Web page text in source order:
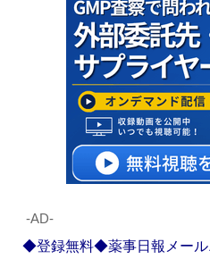
‐AD‐
◆登録無料◆薬事日報メー